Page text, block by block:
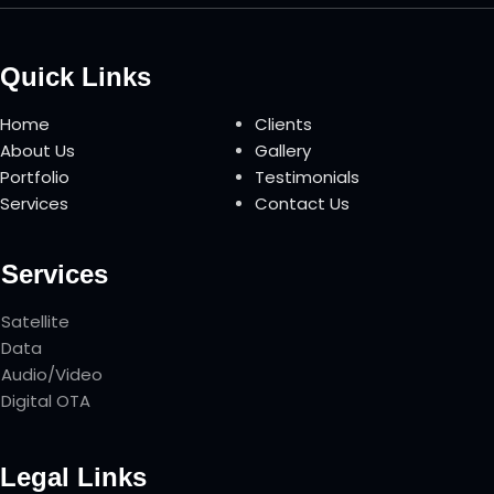
Quick Links
Home
About Us
Portfolio
Services
Clients
Gallery
Testimonials
Contact Us
Services
Satellite
Data
Audio/Video
Digital OTA
Legal Links